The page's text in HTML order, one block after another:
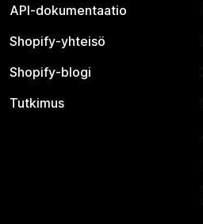
API-dokumentaatio
Shopify-yhteisö
Shopify-blogi
Tutkimus